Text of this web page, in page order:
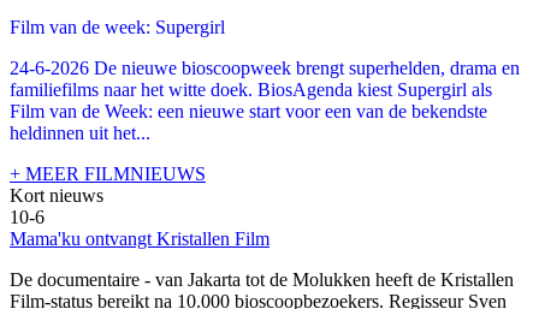
Film van de week: Supergirl
24-6-2026 De nieuwe bioscoopweek brengt superhelden, drama en
familiefilms naar het witte doek. BiosAgenda kiest Supergirl als
Film van de Week: een nieuwe start voor een van de bekendste
heldinnen uit het...
+ MEER FILMNIEUWS
Kort nieuws
10-6
Mama'ku ontvangt Kristallen Film
De documentaire - van Jakarta tot de Molukken heeft de Kristallen
Film-status bereikt na 10.000 bioscoopbezoekers. Regisseur Sven